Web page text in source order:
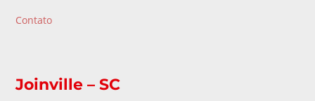
Contato
Joinville – SC